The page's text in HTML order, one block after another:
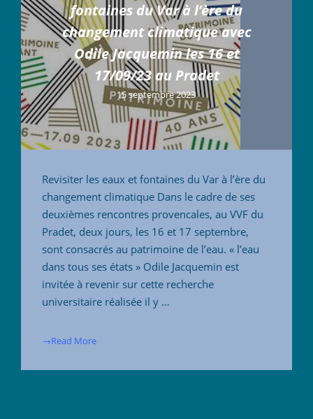
fontaines du Var à l’ère du
changement climatique avec
Odile Jacquemin les 16 et
17/09/23 au Pradet
15 septembre 2023
Revisiter les eaux et fontaines du Var à l’ère du
changement climatique Dans le cadre de ses
deuxièmes rencontres provencales, au VVF du
Pradet, deux jours, les 16 et 17 septembre,
sont consacrés au patrimoine de l’eau. « l’eau
dans tous ses états » Odile Jacquemin est
invitée à revenir sur cette recherche
universitaire réalisée il y …
→Read More